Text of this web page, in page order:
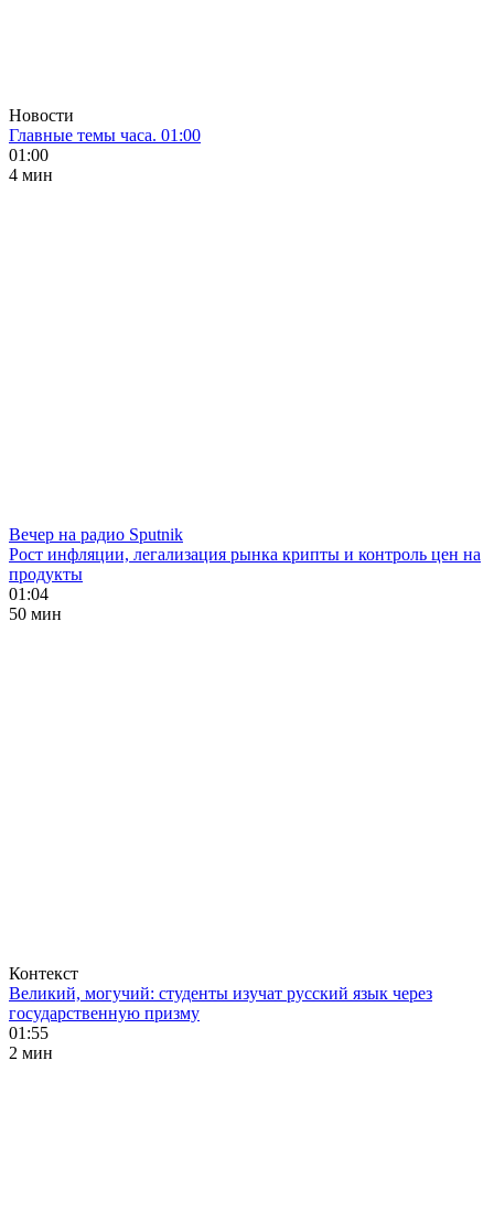
Новости
Главные темы часа. 01:00
01:00
4 мин
Вечер на радио Sputnik
Рост инфляции, легализация рынка крипты и контроль цен на
продукты
01:04
50 мин
Контекст
Великий, могучий: студенты изучат русский язык через
государственную призму
01:55
2 мин